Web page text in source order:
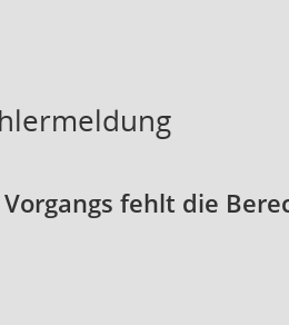
fehlt die